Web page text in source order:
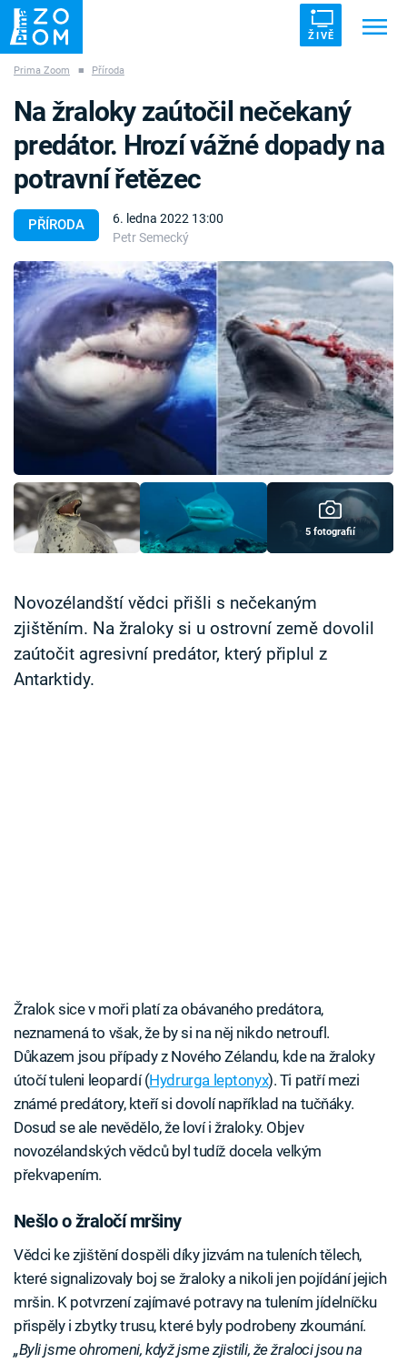
ŽIVĚ
ZÁHADY VETŘELCI DÁVNOVĚKU
Témata
Témata
Pořady
TV Program
Časopis
Sledujte prima+
Přihlášení
Sledujte nás
Prima Zoom ■ Příroda
PŘÍRODA
6. ledna 2022 13:00
Petr Semecký
Na žraloky zaútočil nečekaný
predátor. Hrozí vážné dopady na
potravní řetězec
5 fotografií
Novozélandští vědci přišli s nečekaným
zjištěním. Na žraloky si u ostrovní země dovolil
zaútočit agresivní predátor, který připlul z
Antarktidy.
Žralok sice v moři platí za obávaného predátora,
neznamená to však, že by si na něj nikdo netroufl.
Důkazem jsou případy z Nového Zélandu, kde na žraloky
útočí tuleni leopardí (Hydrurga leptonyx). Ti patří mezi
známé predátory, kteří si dovolí například na tučňáky.
Dosud se ale nevědělo, že loví i žraloky. Objev
novozélandských vědců byl tudíž docela velkým
překvapením.
Nešlo o žraločí mršiny
Vědci ke zjištění dospěli díky jizvám na tuleních tělech,
které signalizovaly boj se žraloky a nikoli jen pojídání jejich
mršin. K potvrzení zajímavé potravy na tulením jídelníčku
přispěly i zbytky trusu, které byly podrobeny zkoumání.
„Byli jsme ohromeni, když jsme zjistili, že žraloci jsou na